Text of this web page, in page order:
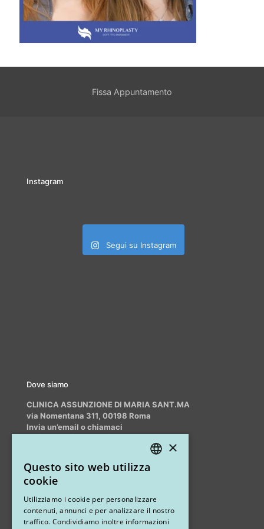
Fissa Appuntamento
Instagram
Segui su Instagram
Dove siamo
CLINICA ASSUNZIONE DI MARIA SANT.MA
via Nomentana 311, 00198 Roma
Invia un’email o chiamaci
Altri studi
STUDIO MARIANETTI MED
×
Questo sito web utilizza
cookie
Utilizziamo i cookie per personalizzare
contenuti, annunci e per analizzare il nostro
traffico. Condividiamo inoltre informazioni